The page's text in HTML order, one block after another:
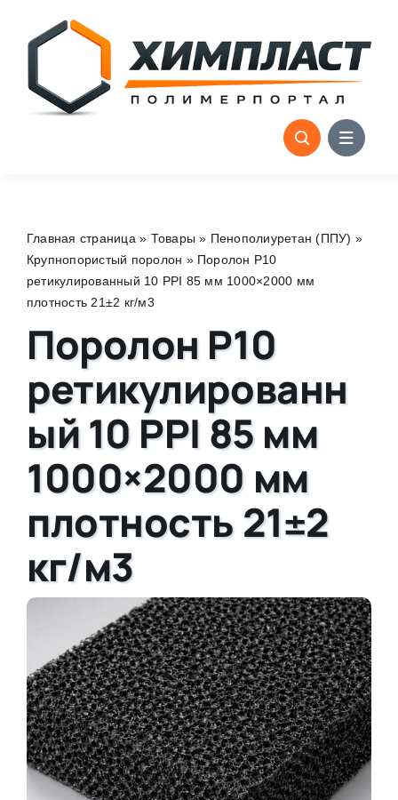
content
Главная страница » Товары » Пенополиуретан (ППУ) »
Крупнопористый поролон » Поролон P10
ретикулированный 10 PPI 85 мм 1000×2000 мм
плотность 21±2 кг/м3
Поролон P10
ретикулированн
ый 10 PPI 85 мм
1000×2000 мм
плотность 21±2
кг/м3